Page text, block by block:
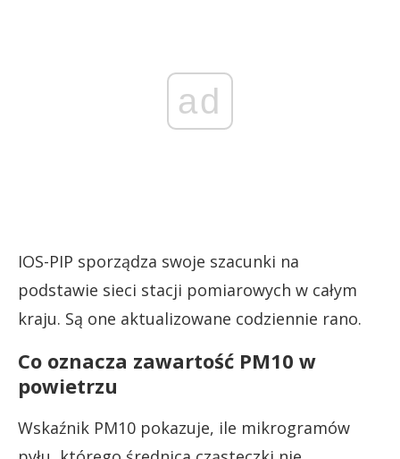
ad
IOS-PIP sporządza swoje szacunki na
podstawie sieci stacji pomiarowych w całym
kraju. Są one aktualizowane codziennie rano.
Co oznacza zawartość PM10 w
powietrzu
Wskaźnik PM10 pokazuje, ile mikrogramów